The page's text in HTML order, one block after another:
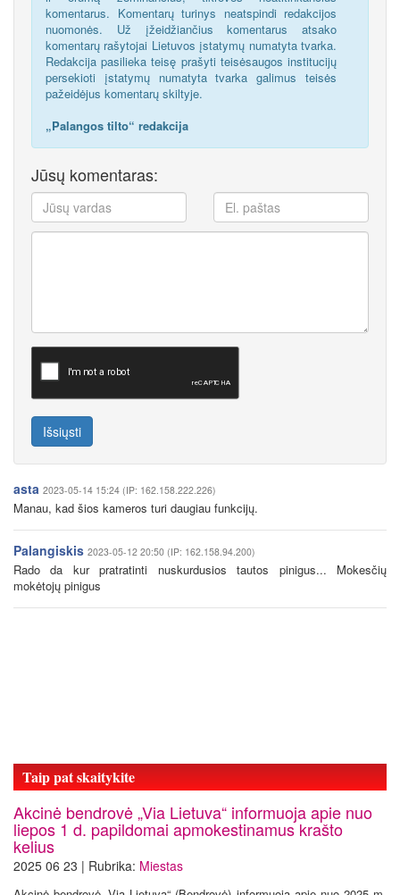
komentarus. Komentarų turinys neatspindi redakcijos
nuomonės. Už įžeidžiančius komentarus atsako
komentarų rašytojai Lietuvos įstatymų numatyta tvarka.
Redakcija pasilieka teisę prašyti teisėsaugos institucijų
persekioti įstatymų numatyta tvarka galimus teisės
pažeidėjus komentarų skiltyje.
„Palangos tilto“ redakcija
Jūsų komentaras:
Išsiųsti
asta 2023-05-14 15:24 (IP: 162.158.222.226)
Manau, kad šios kameros turi daugiau funkcijų.
Palangiskis 2023-05-12 20:50 (IP: 162.158.94.200)
Rado da kur pratratinti nuskurdusios tautos pinigus... Mokesčių
mokėtojų pinigus
Taip pat skaitykite
Akcinė bendrovė „Via Lietuva“ informuoja apie nuo
liepos 1 d. papildomai apmokestinamus krašto
kelius
2025 06 23 | Rubrika: Miestas